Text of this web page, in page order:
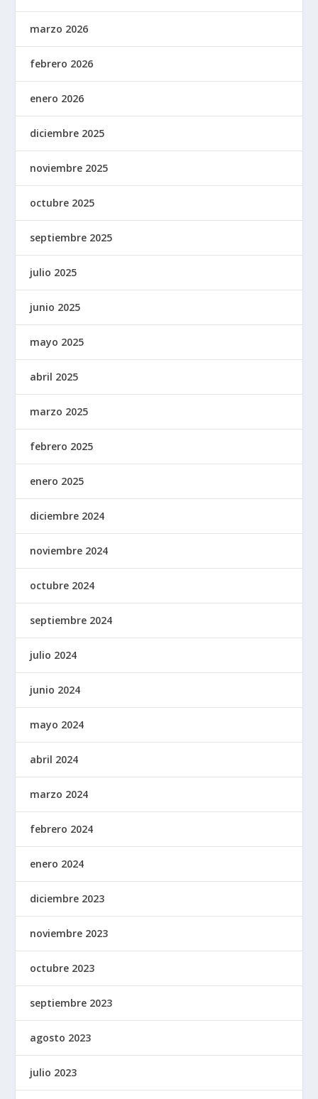
marzo 2026
febrero 2026
enero 2026
diciembre 2025
noviembre 2025
octubre 2025
septiembre 2025
julio 2025
junio 2025
mayo 2025
abril 2025
marzo 2025
febrero 2025
enero 2025
diciembre 2024
noviembre 2024
octubre 2024
septiembre 2024
julio 2024
junio 2024
mayo 2024
abril 2024
marzo 2024
febrero 2024
enero 2024
diciembre 2023
noviembre 2023
octubre 2023
septiembre 2023
agosto 2023
julio 2023